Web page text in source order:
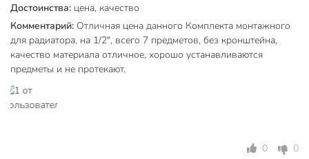
Тип крепления
резьба
Артикул производителя
AD-1001 1/2
Вес в упаковке
Габариты упаковки
Достоинства: цена, качество
Комментарий: Отличная цена данного Комплекта монтажного
для радиатора, на 1/2", всего 7 предметов, без кронштейна,
качество материала отличное, хорошо устанавливаются
предметы и не протекают.
0 0